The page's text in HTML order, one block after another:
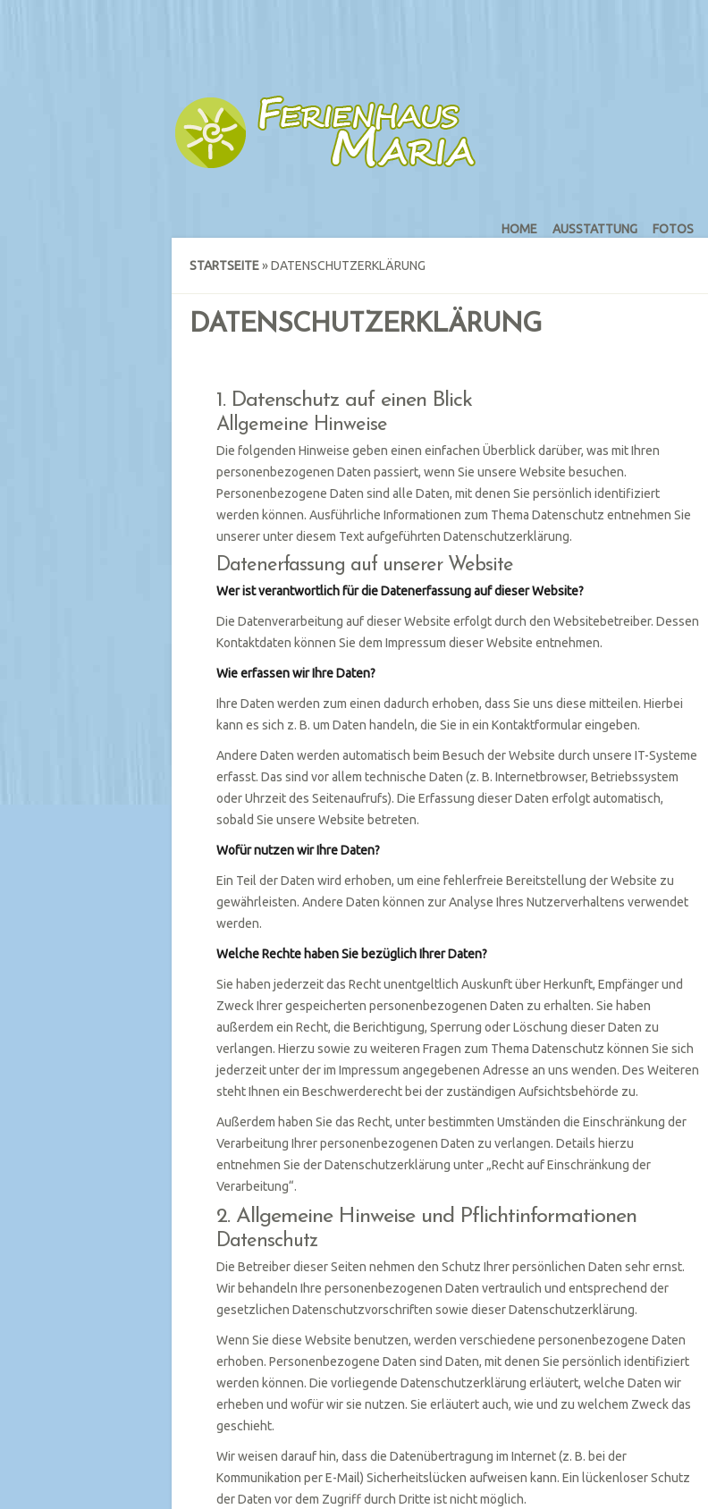
HOME AUSSTATTUNG FOTOS
STARTSEITE»DATENSCHUTZERKLÄRUNG
DATENSCHUTZERKLÄRUNG
1. Datenschutz auf einen Blick
Allgemeine Hinweise
Die folgenden Hinweise geben einen einfachen Überblick darüber, was mit Ihren
personenbezogenen Daten passiert, wenn Sie unsere Website besuchen.
Personenbezogene Daten sind alle Daten, mit denen Sie persönlich identifiziert
werden können. Ausführliche Informationen zum Thema Datenschutz entnehmen Sie
unserer unter diesem Text aufgeführten Datenschutzerklärung.
Datenerfassung auf unserer Website
Wer ist verantwortlich für die Datenerfassung auf dieser Website?
Die Datenverarbeitung auf dieser Website erfolgt durch den Websitebetreiber. Dessen
Kontaktdaten können Sie dem Impressum dieser Website entnehmen.
Wie erfassen wir Ihre Daten?
Ihre Daten werden zum einen dadurch erhoben, dass Sie uns diese mitteilen. Hierbei
kann es sich z. B. um Daten handeln, die Sie in ein Kontaktformular eingeben.
Andere Daten werden automatisch beim Besuch der Website durch unsere IT-Systeme
erfasst. Das sind vor allem technische Daten (z. B. Internetbrowser, Betriebssystem
oder Uhrzeit des Seitenaufrufs). Die Erfassung dieser Daten erfolgt automatisch,
sobald Sie unsere Website betreten.
Wofür nutzen wir Ihre Daten?
Ein Teil der Daten wird erhoben, um eine fehlerfreie Bereitstellung der Website zu
gewährleisten. Andere Daten können zur Analyse Ihres Nutzerverhaltens verwendet
werden.
Welche Rechte haben Sie bezüglich Ihrer Daten?
Sie haben jederzeit das Recht unentgeltlich Auskunft über Herkunft, Empfänger und
Zweck Ihrer gespeicherten personenbezogenen Daten zu erhalten. Sie haben
außerdem ein Recht, die Berichtigung, Sperrung oder Löschung dieser Daten zu
verlangen. Hierzu sowie zu weiteren Fragen zum Thema Datenschutz können Sie sich
jederzeit unter der im Impressum angegebenen Adresse an uns wenden. Des Weiteren
steht Ihnen ein Beschwerderecht bei der zuständigen Aufsichtsbehörde zu.
Außerdem haben Sie das Recht, unter bestimmten Umständen die Einschränkung der
Verarbeitung Ihrer personenbezogenen Daten zu verlangen. Details hierzu
entnehmen Sie der Datenschutzerklärung unter „Recht auf Einschränkung der
Verarbeitung“.
2. Allgemeine Hinweise und Pflichtinformationen
Datenschutz
Die Betreiber dieser Seiten nehmen den Schutz Ihrer persönlichen Daten sehr ernst.
Wir behandeln Ihre personenbezogenen Daten vertraulich und entsprechend der
gesetzlichen Datenschutzvorschriften sowie dieser Datenschutzerklärung.
Wenn Sie diese Website benutzen, werden verschiedene personenbezogene Daten
erhoben. Personenbezogene Daten sind Daten, mit denen Sie persönlich identifiziert
werden können. Die vorliegende Datenschutzerklärung erläutert, welche Daten wir
erheben und wofür wir sie nutzen. Sie erläutert auch, wie und zu welchem Zweck das
geschieht.
Wir weisen darauf hin, dass die Datenübertragung im Internet (z. B. bei der
Kommunikation per E-Mail) Sicherheitslücken aufweisen kann. Ein lückenloser Schutz
der Daten vor dem Zugriff durch Dritte ist nicht möglich.